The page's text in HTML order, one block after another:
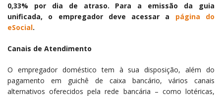
0,33% por dia de atraso. Para a emissão da guia
unificada, o empregador deve acessar a página do
eSocial.
Canais de Atendimento
O empregador doméstico tem à sua disposição, além do
pagamento em guichê de caixa bancário, vários canais
alternativos oferecidos pela rede bancária – como lotéricas,